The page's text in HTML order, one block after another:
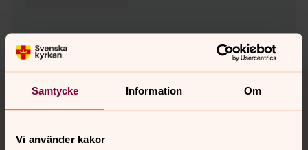
Samtycke Information Om
Vi använder kakor
Tillbaka till toppen
Tillbaka till innehållet
Kontakt